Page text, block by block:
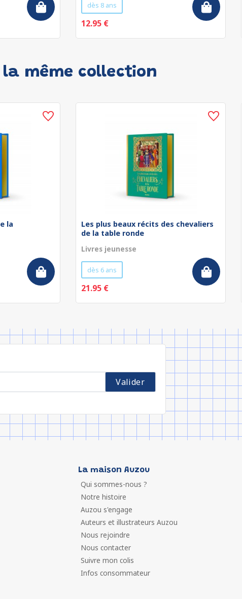
dès 8 ans
12.95 €
la même collection
la
Les plus beaux récits des chevaliers
de la table ronde
Livres jeunesse
dès 6 ans
21.95 €
La maison Auzou
Qui sommes-nous ?
Notre histoire
Auzou s'engage
Auteurs et illustrateurs Auzou
Nous rejoindre
Nous contacter
Suivre mon colis
Infos consommateur